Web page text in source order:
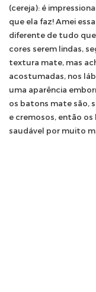
(cereja): é
que ela faz! Amei
diferente de tudo que
cores serem lindas,
textura mate, mas
acostumadas, nos
uma aparência
os batons mate são,
e cremosos, então
saudável por muito